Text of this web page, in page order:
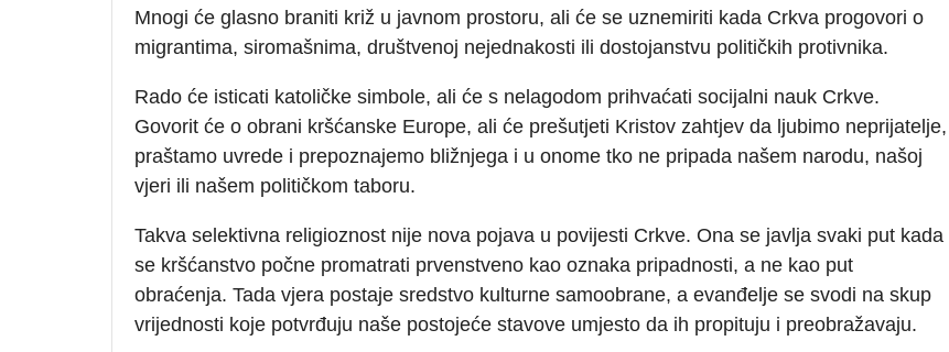
Mnogi će glasno braniti križ u javnom prostoru, ali će se uznemiriti kada Crkva progovori o
migrantima, siromašnima, društvenoj nejednakosti ili dostojanstvu političkih protivnika.
Rado će isticati katoličke simbole, ali će s nelagodom prihvaćati socijalni nauk Crkve.
Govorit će o obrani kršćanske Europe, ali će prešutjeti Kristov zahtjev da ljubimo neprijatelje,
praštamo uvrede i prepoznajemo bližnjega i u onome tko ne pripada našem narodu, našoj
vjeri ili našem političkom taboru.
Takva selektivna religioznost nije nova pojava u povijesti Crkve. Ona se javlja svaki put kada
se kršćanstvo počne promatrati prvenstveno kao oznaka pripadnosti, a ne kao put
obraćenja. Tada vjera postaje sredstvo kulturne samoobrane, a evanđelje se svodi na skup
vrijednosti koje potvrđuju naše postojeće stavove umjesto da ih propituju i preobražavaju.